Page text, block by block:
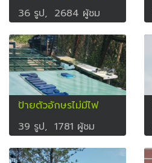
36 รูป, 2684 ผู้ชม
ป้ายตัวอักษรไม่มีไฟ
39 รูป, 1781 ผู้ชม